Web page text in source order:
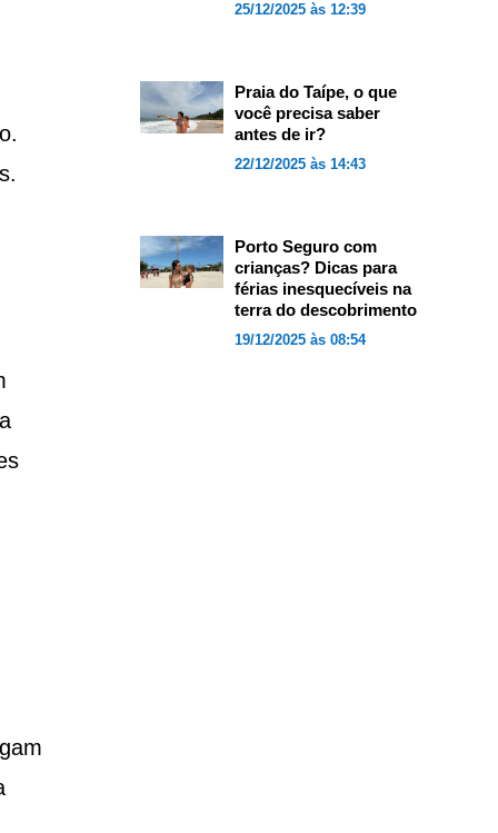
25/12/2025 às 12:39
Praia do Taípe, o que
você precisa saber
antes de ir?
22/12/2025 às 14:43
Porto Seguro com
crianças? Dicas para
férias inesquecíveis na
terra do descobrimento
19/12/2025 às 08:54